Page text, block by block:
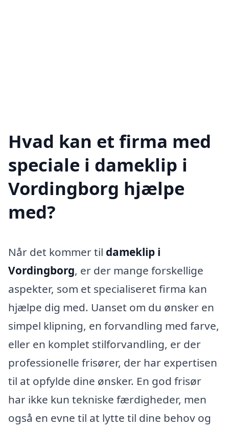
Hvad kan et firma med
speciale i dameklip i
Vordingborg hjælpe
med?
Når det kommer til dameklip i
Vordingborg, er der mange forskellige
aspekter, som et specialiseret firma kan
hjælpe dig med. Uanset om du ønsker en
simpel klipning, en forvandling med farve,
eller en komplet stilforvandling, er der
professionelle frisører, der har expertisen
til at opfylde dine ønsker. En god frisør
har ikke kun tekniske færdigheder, men
også en evne til at lytte til dine behov og